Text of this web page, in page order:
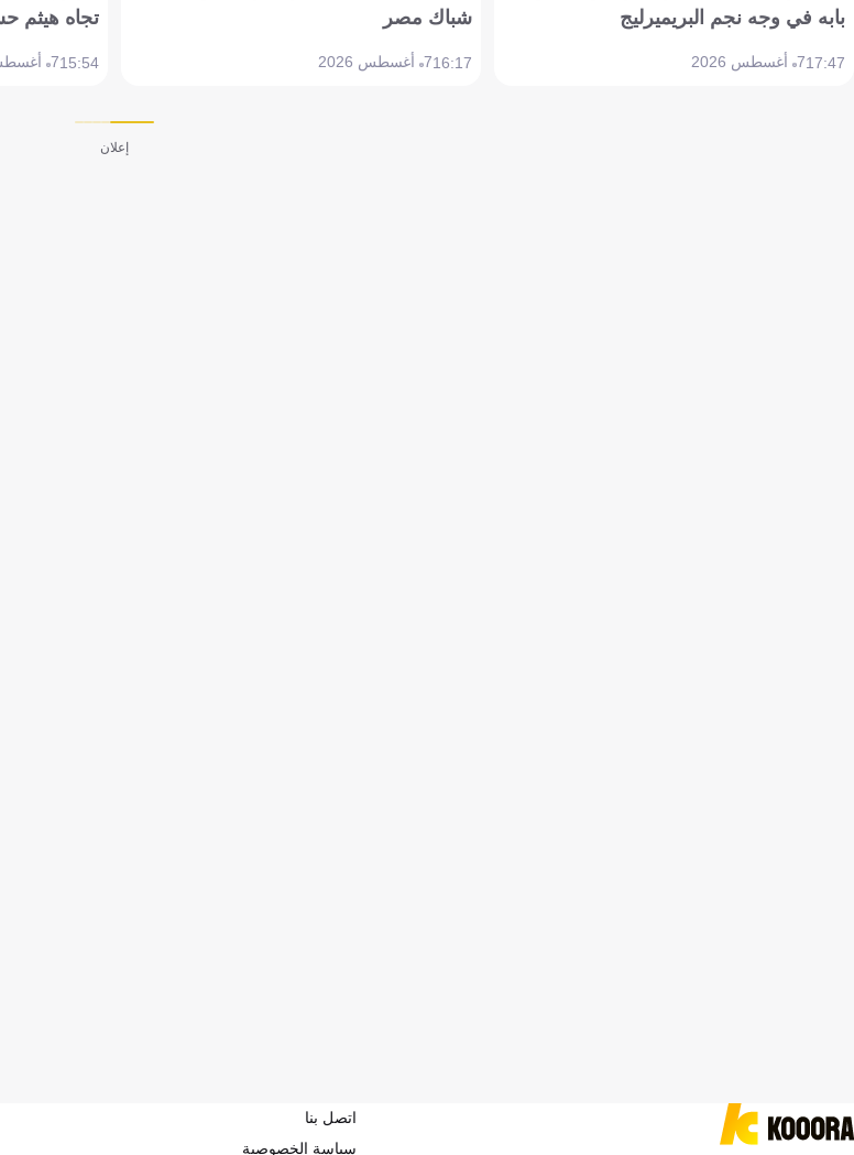
بابه في وجه نجم البريميرليج
17:477 أغسطس 2026
شباك مصر
16:177 أغسطس 2026
تجاه هيثم
15:547 أغسطس 2026
إعلان
اتصل بنا
سياسة الخصوصية